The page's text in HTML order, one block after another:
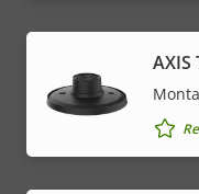
AXIS